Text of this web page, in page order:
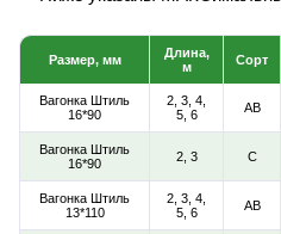
Размер, мм
Длина,
м
Сорт
Вагонка Штиль
16*90
2, 3, 4,
5, 6
АВ
Вагонка Штиль
16*90
2, 3 С
Вагонка Штиль
13*110
2, 3, 4,
5, 6
АВ